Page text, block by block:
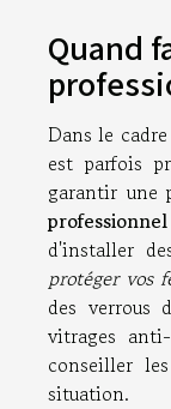
Quand
Dans le
est parfois
garantir une
professionnel
d'installer
protéger vos
des verrous
vitrages
conseiller
situation.